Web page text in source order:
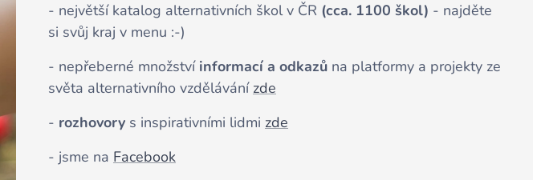
- největší katalog alternativních škol v ČR (cca. 1100 škol) - najděte
si svůj kraj v menu :-)
- nepřeberné množství informací a odkazů na platformy a projekty ze
světa alternativního vzdělávání zde
- rozhovorys inspirativními lidmi zde
- jsme na Facebook